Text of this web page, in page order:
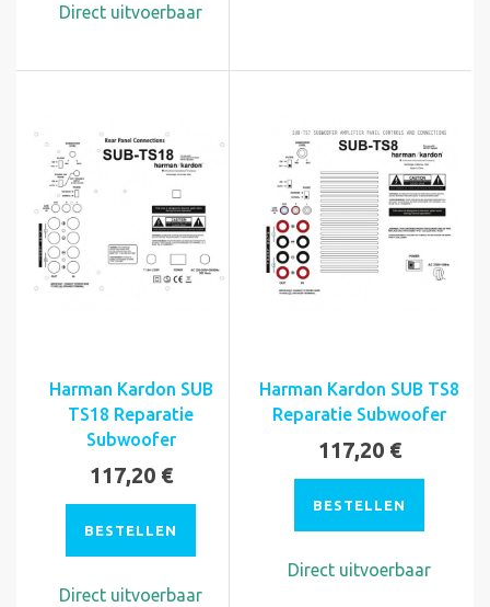
Direct uitvoerbaar
Harman Kardon SUB
TS18 Reparatie
Subwoofer
117,20 €
BESTELLEN
Direct uitvoerbaar
Harman Kardon SUB TS8
Reparatie Subwoofer
117,20 €
BESTELLEN
Direct uitvoerbaar